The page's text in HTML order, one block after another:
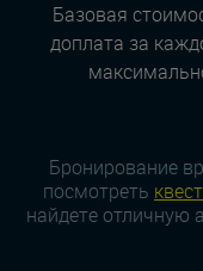
Базовая
доплата за
Бронирование
посмотреть
найдете отличную